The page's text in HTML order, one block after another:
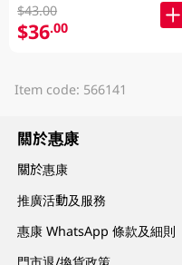
$43.00
$36.00
Item code: 566141
關於惠康
關於惠康
推廣活動及服務
惠康 WhatsApp 條款及細則
門市退/換貨政策